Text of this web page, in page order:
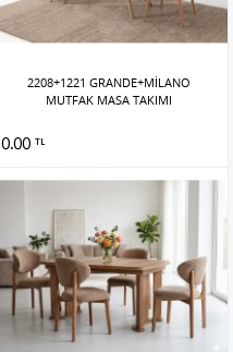
2208+1221 GRANDE+MİLANO
MUTFAK MASA TAKIMI
0.00 TL